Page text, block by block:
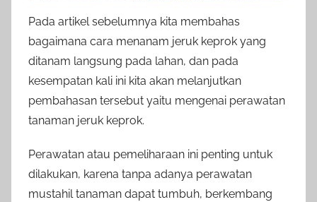
Pada artikel sebelumnya kita membahas
bagaimana cara menanam jeruk keprok yang
ditanam langsung pada lahan, dan pada
kesempatan kali ini kita akan melanjutkan
pembahasan tersebut yaitu mengenai perawatan
tanaman jeruk keprok.
Perawatan atau pemeliharaan ini penting untuk
dilakukan, karena tanpa adanya perawatan
mustahil tanaman dapat tumbuh, berkembang